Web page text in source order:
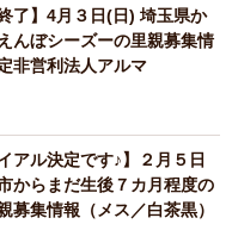
了】4月３日(日) 埼玉県か
んぼシーズーの里親募集情
非営利法人アルマ
アル決定です♪】２月５日
からまだ生後７カ月程度の
募集情報（メス／白茶黒）